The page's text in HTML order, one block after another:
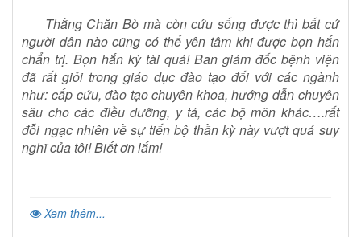
Thằng Chăn Bò mà còn cứu sống được thì bất cứ
người dân nào cũng có thể yên tâm khi được bọn hắn
chẩn trị. Bọn hắn kỳ tài quá! Ban giám đốc bệnh viện
đã rất giỏi trong giáo dục đào tạo đối với các ngành
như: cấp cứu, đào tạo chuyên khoa, hướng dẫn chuyên
sâu cho các điều dưỡng, y tá, các bộ môn khác….rất
đỗi ngạc nhiên về sự tiến bộ thần kỳ này vượt quá suy
nghĩ của tôi! Biết ơn lắm!
Xem thêm...